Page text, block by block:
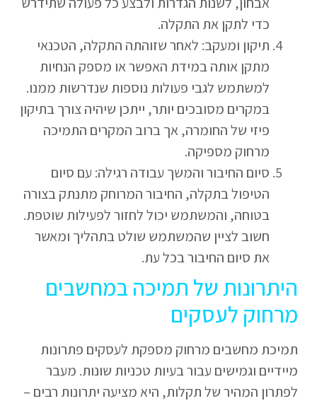
כדי לתקן את התקלה.
תיקון ומעקב: לאחר שזוהתה התקלה, הטכנאי
מתקן אותה במידת האפשר או מספק הנחיות
למשתמש לגבי פעולות נוספות שנדרשות ממנו.
במקרים מסובכים יותר, ייתכן שיהיה צורך בתיקון
פיזי של החומרה, אך ברוב המקרים התמיכה
מרחוק מספיקה.
סיום החיבור והמשך עבודה רגילה: עם סיום
הטיפול בתקלה, החיבור המרוחק מתנתק בצורה
בטוחה, והמשתמש יכול לחזור לפעילות שוטפת.
חשוב לציין שהמשתמש שולט בתהליך ומאשר
את סיום החיבור בכל עת.
היתרונות של תמיכה במחשבים
מרחוק לעסקים
תמיכת מחשבים מרחוק מספקת לעסקים פתרונות
מיידיים וגמישים עבור בעיות טכניות שונות. מעבר
לפתרון המהיר של תקלות, היא מציעה יתרונות רבים –